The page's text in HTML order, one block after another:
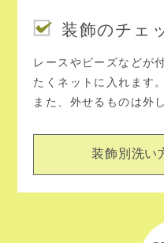
装飾のチェ
レースやビーズなどが
たくネットに入れます。
また、外せるものは外
装飾別洗い